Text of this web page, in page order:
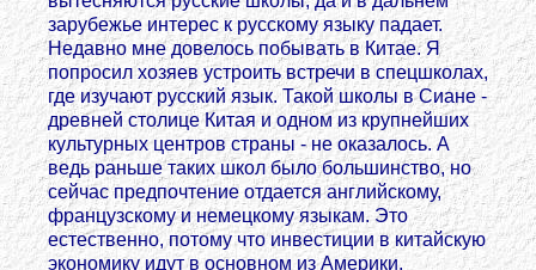
зарубежье интерес к русскому языку падает.
Недавно мне довелось побывать в Китае. Я
попросил хозяев устроить встречи в спецшколах,
где изучают русский язык. Такой школы в Сиане -
древней столице Китая и одном из крупнейших
культурных центров страны - не оказалось. А
ведь раньше таких школ было большинство, но
сейчас предпочтение отдается английскому,
французскому и немецкому языкам. Это
естественно, потому что инвестиции в китайскую
экономику идут в основном из Америки,